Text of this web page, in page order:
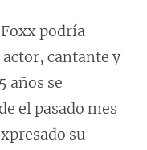
Foxx podría
cantante y
años se
el pasado mes
su